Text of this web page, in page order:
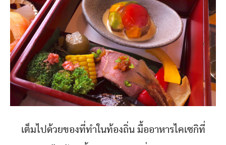
เต็มไปด้วยของที่ทำในท้องถิ่น มื้ออาหารไคเซกิที่